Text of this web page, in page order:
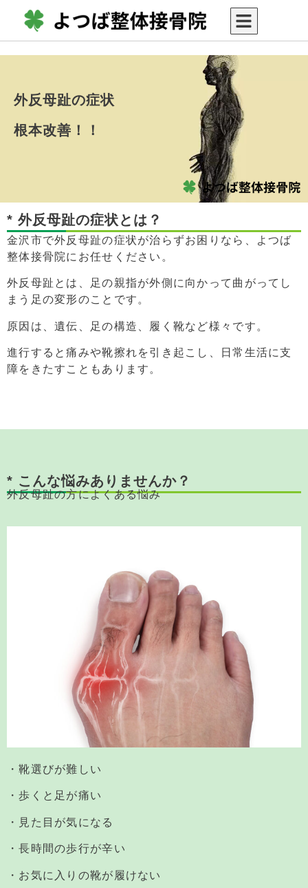
外反母趾の症状
根本改善！！
* 外反母趾の症状とは？
金沢市で外反母趾の症状が治らずお困りなら、よつば
整体接骨院にお任せください。
外反母趾とは、足の親指が外側に向かって曲がってし
まう足の変形のことです。
原因は、遺伝、足の構造、履く靴など様々です。
進行すると痛みや靴擦れを引き起こし、日常生活に支
障をきたすこともあります。
* こんな悩みありませんか？
外反母趾の方によくある悩み
・靴選びが難しい
・歩くと足が痛い
・見た目が気になる
・長時間の歩行が辛い
・お気に入りの靴が履けない